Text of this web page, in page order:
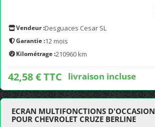
Vendeur :Desguaces Cesar SL
Garantie :12 mois
Kilométrage :210960 km
42,58 € TTC livraison incluse
ECRAN MULTIFONCTIONS D'OCCASION
POUR CHEVROLET CRUZE BERLINE